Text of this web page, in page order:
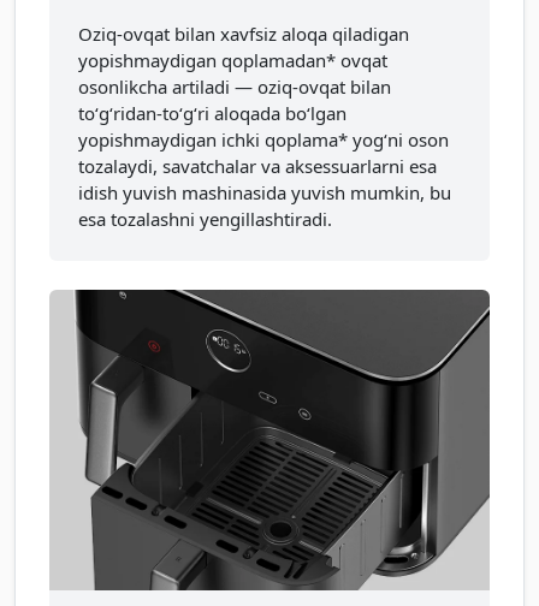
Oziq-ovqat bilan xavfsiz aloqa qiladigan
yopishmaydigan qoplamadan* ovqat
osonlikcha artiladi — oziq-ovqat bilan
to‘g‘ridan-to‘g‘ri aloqada bo‘lgan
yopishmaydigan ichki qoplama* yog‘ni oson
tozalaydi, savatchalar va aksessuarlarni esa
idish yuvish mashinasida yuvish mumkin, bu
esa tozalashni yengillashtiradi.